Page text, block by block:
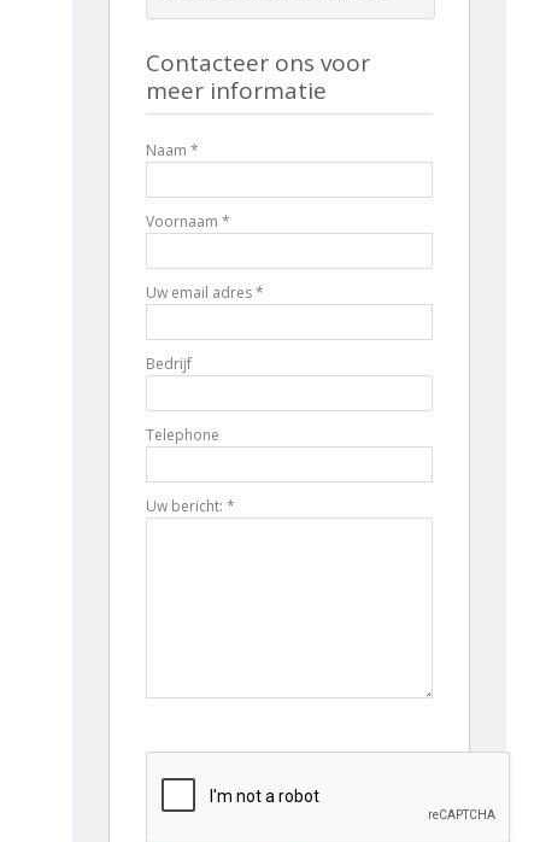
Contacteer ons voor
meer informatie
Naam *
Voornaam *
Uw email adres *
Bedrijf
Telephone
Uw bericht: *